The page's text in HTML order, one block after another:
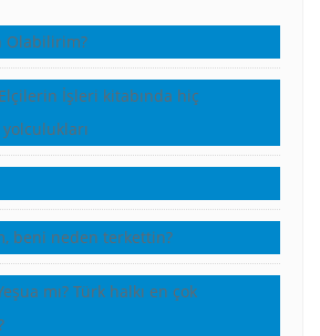
Olabilirim?
İşleri kitabında hiç
beni neden terkettin?
mı? Türk halkı en çok